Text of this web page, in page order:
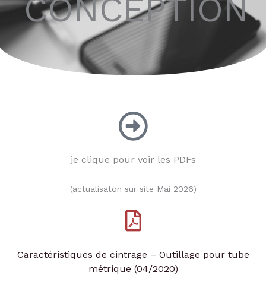
CONCEPTION
je clique pour voir les PDFs
(actualisaton sur site Mai 2026)
Caractéristiques de cintrage – Outillage pour tube
métrique (04/2020)